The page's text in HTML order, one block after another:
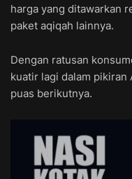
harga yang ditawarkan
paket aqiqah lainnya.
Dengan ratusan
kuatir lagi dalam pikiran
puas berikutnya.